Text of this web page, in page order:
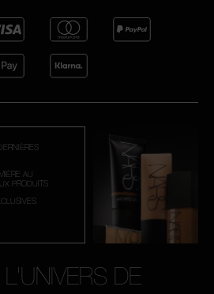
AU
PRODUITS
DE